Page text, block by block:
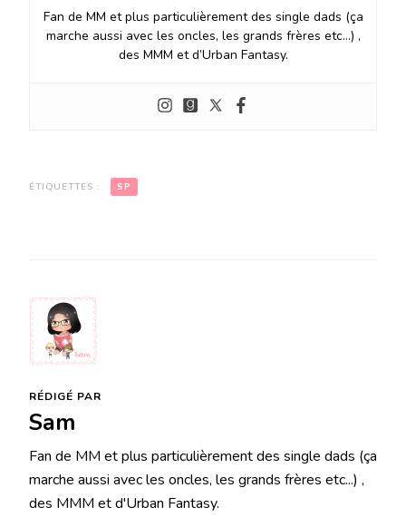
Fan de MM et plus particulièrement des single dads (ça
marche aussi avec les oncles, les grands frères etc…) ,
des MMM et d’Urban Fantasy.
ÉTIQUETTES : SP
RÉDIGÉ PAR
Sam
Fan de MM et plus particulièrement des single dads (ça
marche aussi avec les oncles, les grands frères etc...) ,
des MMM et d'Urban Fantasy.